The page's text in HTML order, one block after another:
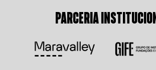
PARCERIA